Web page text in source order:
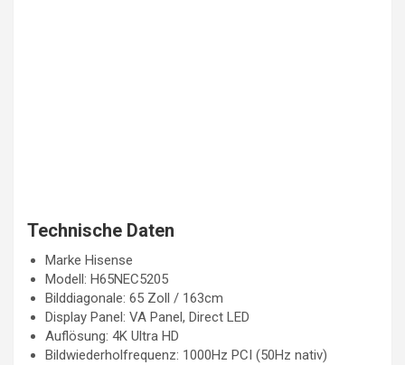
Technische Daten
Marke Hisense
Modell: H65NEC5205
Bilddiagonale: 65 Zoll / 163cm
Display Panel: VA Panel, Direct LED
Auflösung: 4K Ultra HD
Bildwiederholfrequenz: 1000Hz PCI (50Hz nativ)